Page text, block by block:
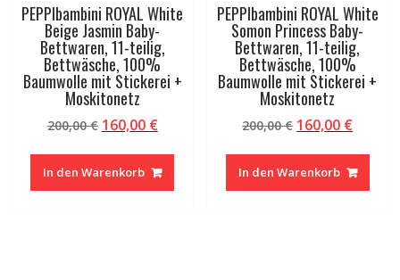
PEPPIbambini ROYAL White
Beige Jasmin Baby-
Bettwaren, 11-teilig,
Bettwäsche, 100%
Baumwolle mit Stickerei +
Moskitonetz
200,00€ Ursprünglicher
war:
200,00 €
160,00 €Aktueller
160,00 €.
In den Warenkorb
PEPPIbambini ROYAL White
Somon Princess Baby-
Bettwaren, 11-teilig,
Bettwäsche, 100%
Baumwolle mit Stickerei +
Moskitonetz
200,00€ Ursprünglicher
war:
200,00 €
160,00 €
160,00
In den Warenkorb